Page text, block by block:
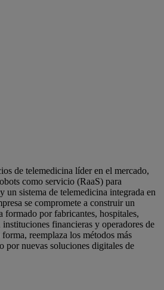
de telemedicina líder en el mercado,
como servicio (RaaS) para
un sistema de telemedicina integrada en
se compromete a construir un
formado por fabricantes, hospitales,
financieras y operadores de
reemplaza los métodos más
por nuevas soluciones digitales de